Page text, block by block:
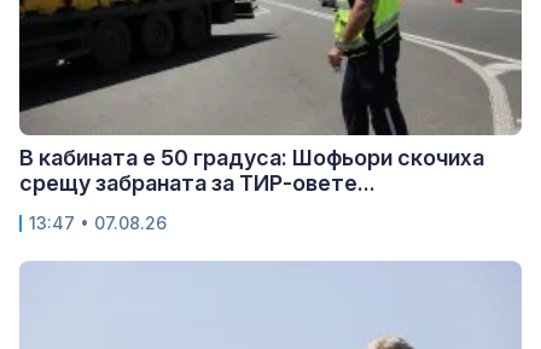
В кабината е 50 градуса: Шофьори скочиха
срещу забраната за ТИР-овете...
13:47 • 07.08.26